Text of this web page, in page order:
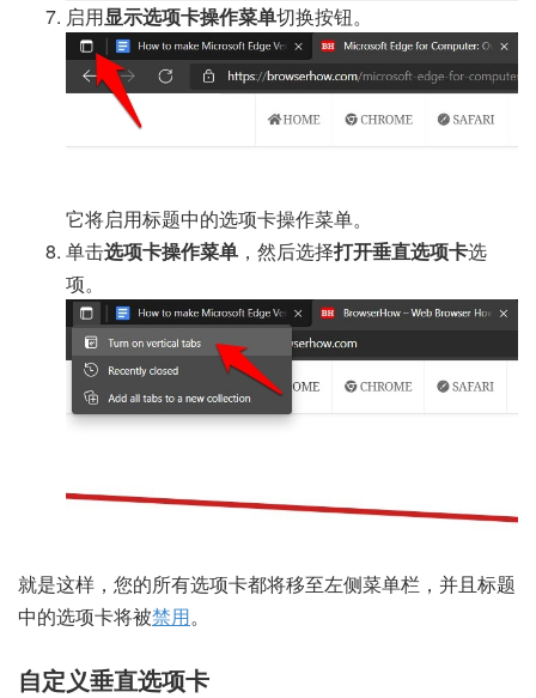
启用显示选项卡操作菜单切换按钮。
它将启用标题中的选项卡操作菜单。
单击选项卡操作菜单 ，然后选择打开垂直选项卡选
项。
就是这样，您的所有选项卡都将移至左侧菜单栏，并且标题
中的选项卡将被禁用。
自定义垂直选项卡